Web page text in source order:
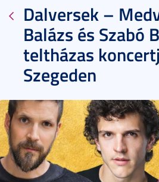
Dalversek –
Balázs és Szabó
teltházas
Szegeden